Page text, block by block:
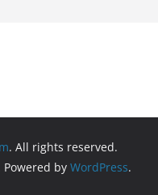
. All rights reserved.
by WordPress.